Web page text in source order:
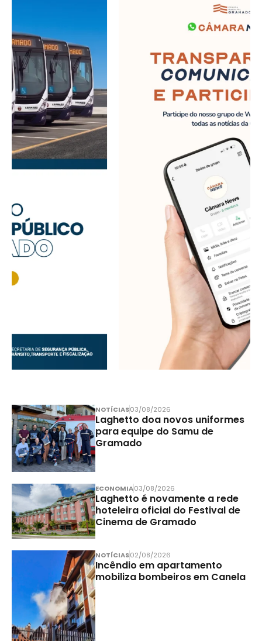
NOTÍCIAS03/08/2026
Laghetto doa novos uniformes
para equipe do Samu de
Gramado
ECONOMIA03/08/2026
Laghetto é novamente a rede
hoteleira oficial do Festival de
Cinema de Gramado
NOTÍCIAS02/08/2026
Incêndio em apartamento
mobiliza bombeiros em Canela